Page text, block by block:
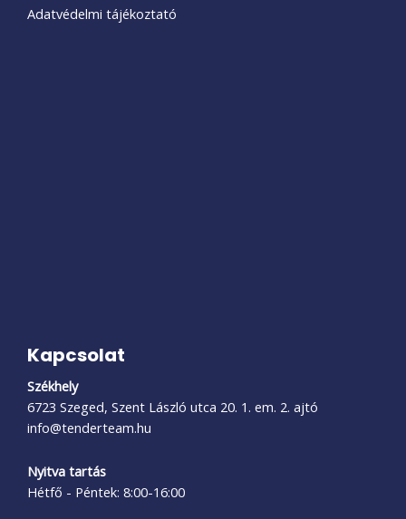
Adatvédelmi tájékoztató
Kapcsolat
Székhely
6723 Szeged, Szent László utca 20. 1. em. 2. ajtó
info@tenderteam.hu
Nyitva tartás
Hétfő - Péntek: 8:00-16:00